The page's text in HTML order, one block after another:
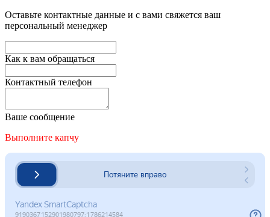
Оставьте контактные данные и с вами свяжется ваш
персональный менеджер
Как к вам обращаться
Контактный телефон
Ваше сообщение
Выполните капчу